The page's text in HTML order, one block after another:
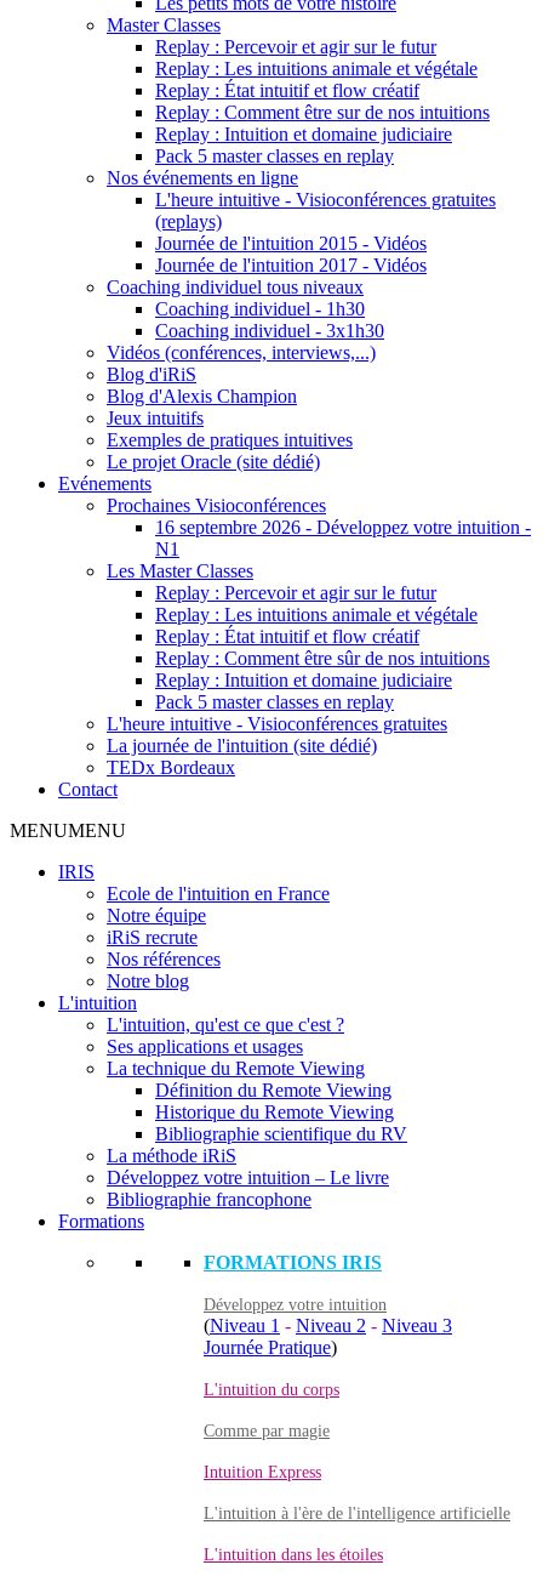
Master Classes
Replay : Percevoir et agir sur le futur
Replay : Les intuitions animale et végétale
Replay : État intuitif et flow créatif
Replay : Comment être sur de nos intuitions
Replay : Intuition et domaine judiciaire
Pack 5 master classes en replay
Nos événements en ligne
L'heure intuitive - Visioconférences gratuites
(replays)
Journée de l'intuition 2015 - Vidéos
Journée de l'intuition 2017 - Vidéos
Coaching individuel tous niveaux
Coaching individuel - 1h30
Coaching individuel - 3x1h30
Vidéos (conférences, interviews,...)
Blog d'iRiS
Blog d'Alexis Champion
Jeux intuitifs
Exemples de pratiques intuitives
Le projet Oracle (site dédié)
Evénements
Prochaines Visioconférences
16 septembre 2026 - Développez votre intuition -
N1
Les Master Classes
Replay : Percevoir et agir sur le futur
Replay : Les intuitions animale et végétale
Replay : État intuitif et flow créatif
Replay : Comment être sûr de nos intuitions
Replay : Intuition et domaine judiciaire
Pack 5 master classes en replay
L'heure intuitive - Visioconférences gratuites
La journée de l'intuition (site dédié)
TEDx Bordeaux
Contact
MENUMENU
IRIS
Ecole de l'intuition en France
Notre équipe
iRiS recrute
Nos références
Notre blog
L'intuition
L'intuition, qu'est ce que c'est ?
Ses applications et usages
La technique du Remote Viewing
Définition du Remote Viewing
Historique du Remote Viewing
Bibliographie scientifique du RV
La méthode iRiS
Développez votre intuition – Le livre
Bibliographie francophone
Formations
FORMATIONS IRIS
Développez votre intuition
(Niveau 1 - Niveau 2 - Niveau 3
Journée Pratique)
L'intuition du corps
Comme par magie
Intuition Express
L'intuition à l'ère de l'intelligence artificielle
L'intuition dans les étoiles